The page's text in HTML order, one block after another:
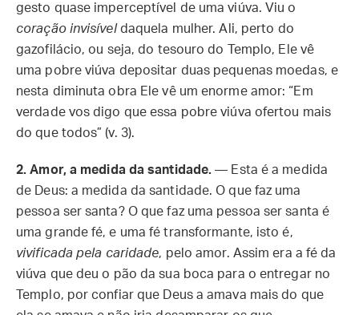
gesto quase imperceptível de uma viúva. Viu o
coração invisíveldaquela mulher. Ali, perto do
gazofilácio, ou seja, do tesouro do Templo, Ele vê
uma pobre viúva depositar duas pequenas moedas, e
nesta diminuta obra Ele vê um enorme amor: “Em
verdade vos digo que essa pobre viúva ofertou mais
do que todos” (v. 3).
2. Amor, a medida da santidade. — Esta é a medida
de Deus: a medida da santidade. O que faz uma
pessoa ser santa? O que faz uma pessoa ser santa é
uma grande fé, e uma fé transformante, isto é,
vivificada pela caridade, pelo amor. Assim era a fé da
viúva que deu o pão da sua boca para o entregar no
Templo, por confiar que Deus a amava mais do que